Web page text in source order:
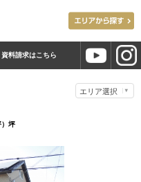
資料請求はこちら
坪